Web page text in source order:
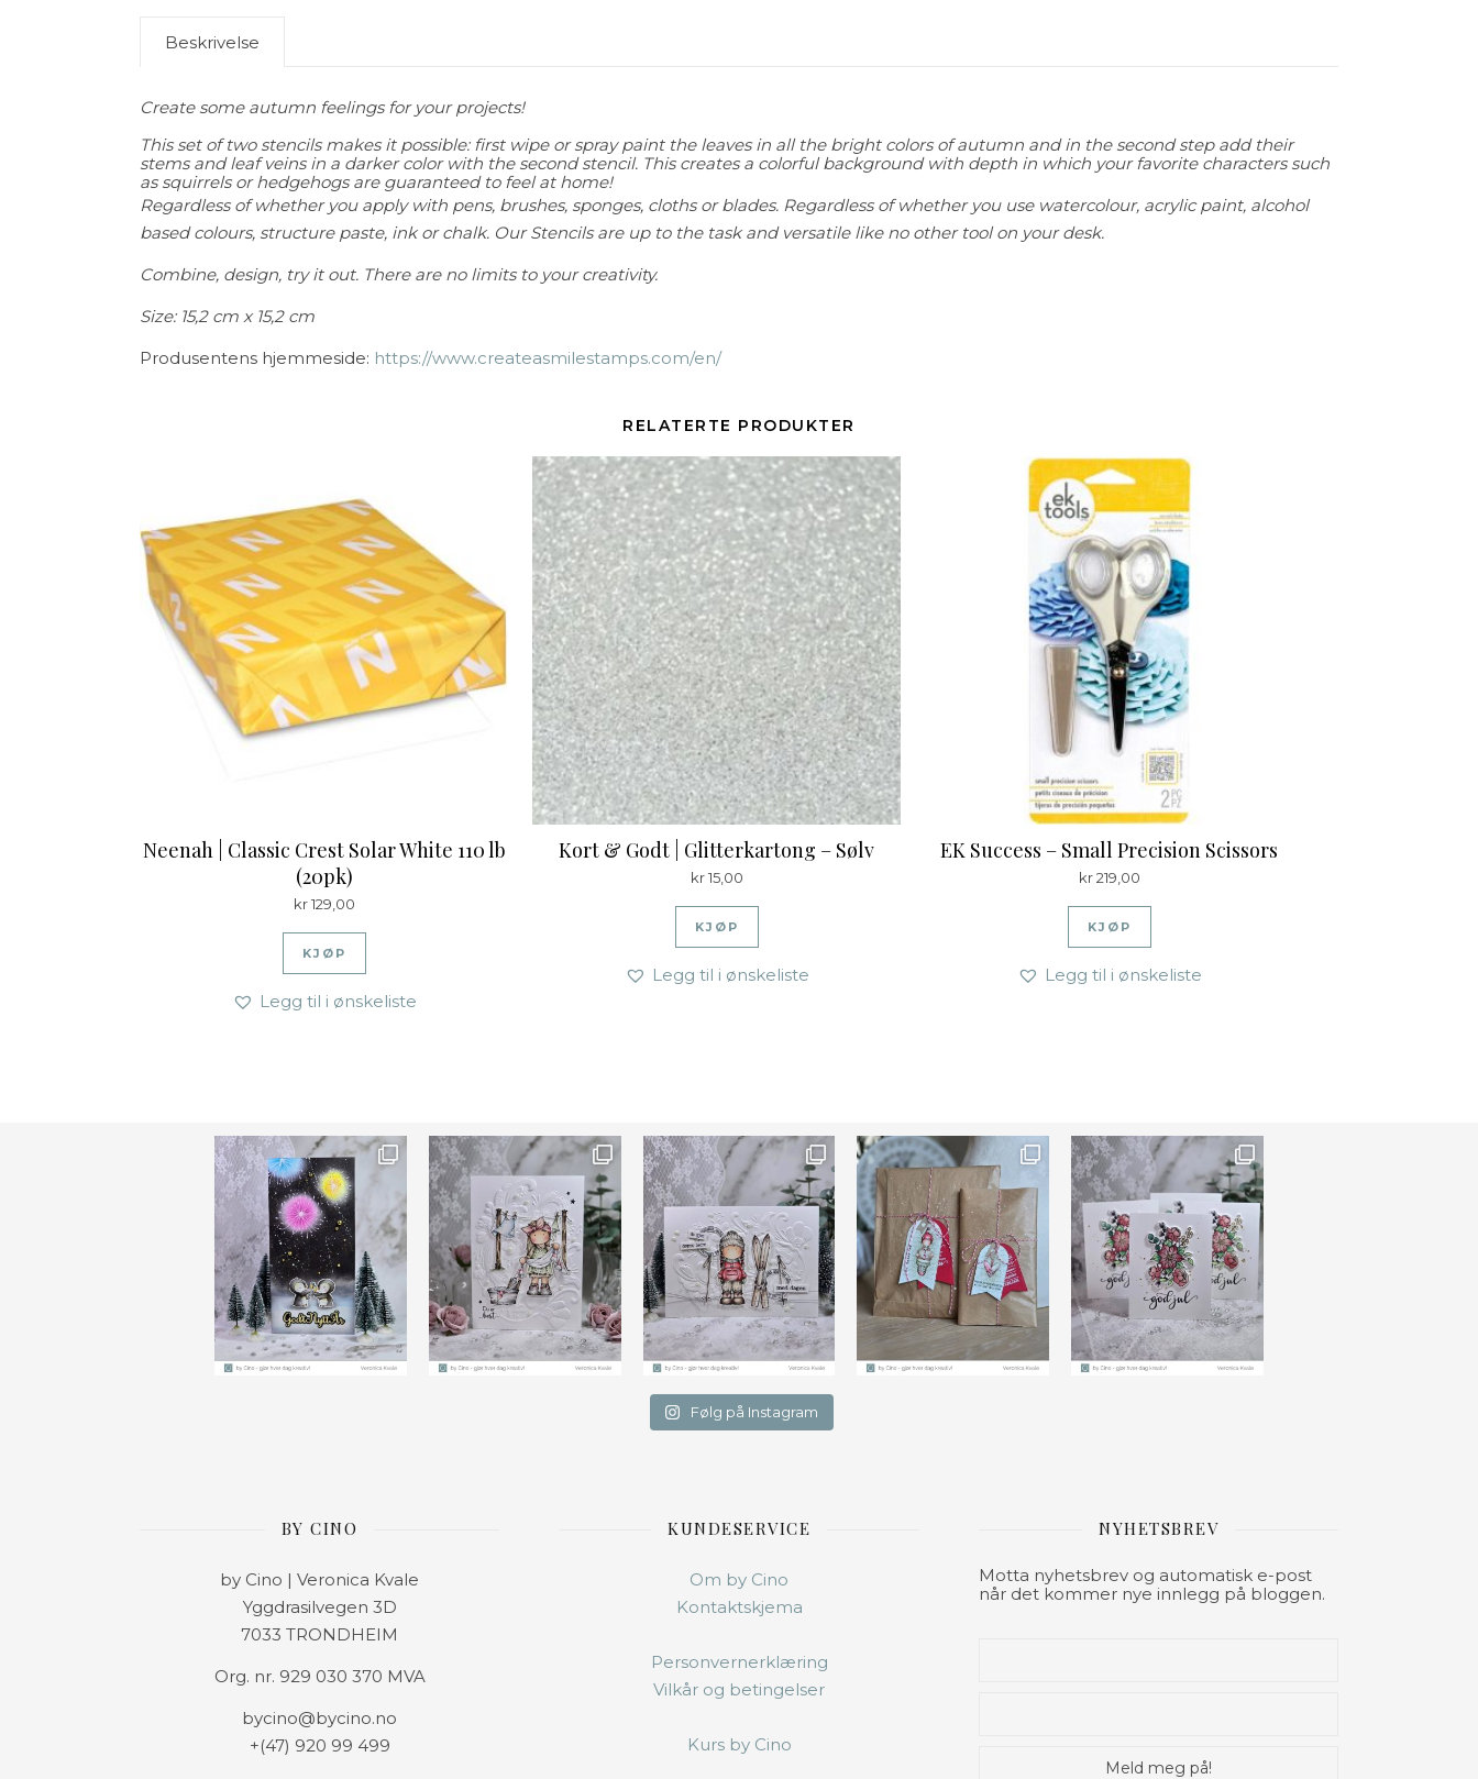
Beskrivelse
Create some autumn feelings for your projects!
This set of two stencils makes it possible: first wipe or spray paint the leaves in all the bright colors of autumn and in the second step add their
stems and leaf veins in a darker color with the second stencil. This creates a colorful background with depth in which your favorite characters such
as squirrels or hedgehogs are guaranteed to feel at home!
Regardless of whether you apply with pens, brushes, sponges, cloths or blades. Regardless of whether you use watercolour, acrylic paint, alcohol
based colours, structure paste, ink or chalk. Our Stencils are up to the task and versatile like no other tool on your desk.
Combine, design, try it out. There are no limits to your creativity.
Size: 15,2 cm x 15,2 cm
Produsentens hjemmeside: https://www.createasmilestamps.com/en/
RELATERTE PRODUKTER
Neenah | Classic Crest Solar White 110 lb
(20pk)
kr129,00
KJØP
Legg til i ønskeliste
Kort & Godt | Glitterkartong – Sølv
kr15,00
KJØP
Legg til i ønskeliste
EK Success – Small Precision Scissors
kr219,00
KJØP
Legg til i ønskeliste
Ønsk Farge
Følg på Instagram
BY CINO
by Cino | Veronica Kvale
Yggdrasilvegen 3D
7033 TRONDHEIM
Org. nr. 929 030 370 MVA
bycino@bycino.no
+(47) 920 99 499
KUNDESERVICE
Om by Cino
Kontaktskjema
Personvernerklæring
Vilkår og betingelser
Kurs by Cino
NYHETSBREV
Motta nyhetsbrev og automatisk e-post
når det kommer nye innlegg på bloggen.